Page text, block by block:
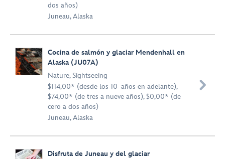
dos años)
Juneau, Alaska
Cocina de salmón y glaciar Mendenhall en
Alaska (JU07A)
Nature,Sightseeing
$114,00* (desde los 10 años en adelante),
$74,00* (de tres a nueve años), $0,00* (de
cero a dos años)
Juneau, Alaska

Disfruta de Juneau y del glaciar